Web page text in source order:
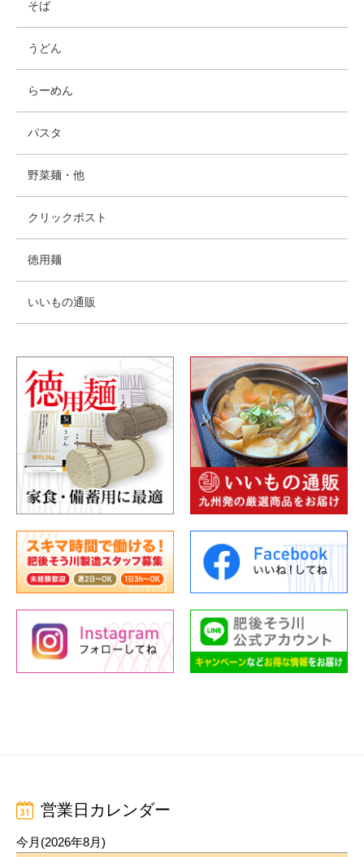
そば
うどん
らーめん
パスタ
野菜麺・他
クリックポスト
徳用麺
いいもの通販
営業日カレンダー
今月(2026年8月)